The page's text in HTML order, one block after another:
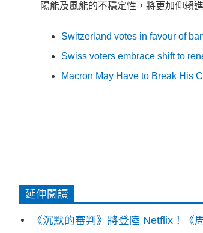
陽能及風能的不穩定性，將更加仰賴
Switzerland votes in favour of
Swiss voters embrace shift to
Macron May Have to Break His
延伸閱讀
《沉默的審判》將登陸 Netflix！